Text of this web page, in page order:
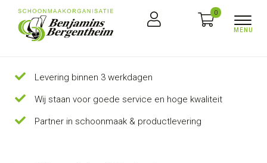
0
Levering binnen 3 werkdagen
Wij staan voor goede service en hoge kwaliteit
Partner in schoonmaak & productlevering